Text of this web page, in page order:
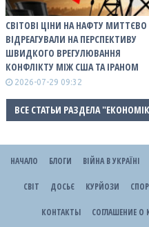
СВІТОВІ ЦІНИ НА НАФТУ МИТТЄВО
ВІДРЕАГУВАЛИ НА ПЕРСПЕКТИВУ
ШВИДКОГО ВРЕГУЛЮВАННЯ
КОНФЛІКТУ МІЖ США ТА ІРАНОМ
2026-07-29 09:32
ВСЕ СТАТЬИ РАЗДЕЛА
НАЧАЛО БЛОГИ ВІЙНА В УКРАЇНІ
СВІТ ДОСЬЄ КУРЙОЗИ
КОНТАКТЫ СОГЛАШЕНИЕ